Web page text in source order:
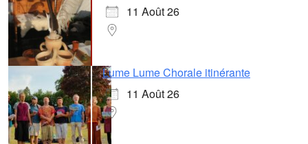
11 Août 26
Lume Lume Chorale itinérante
11 Août 26